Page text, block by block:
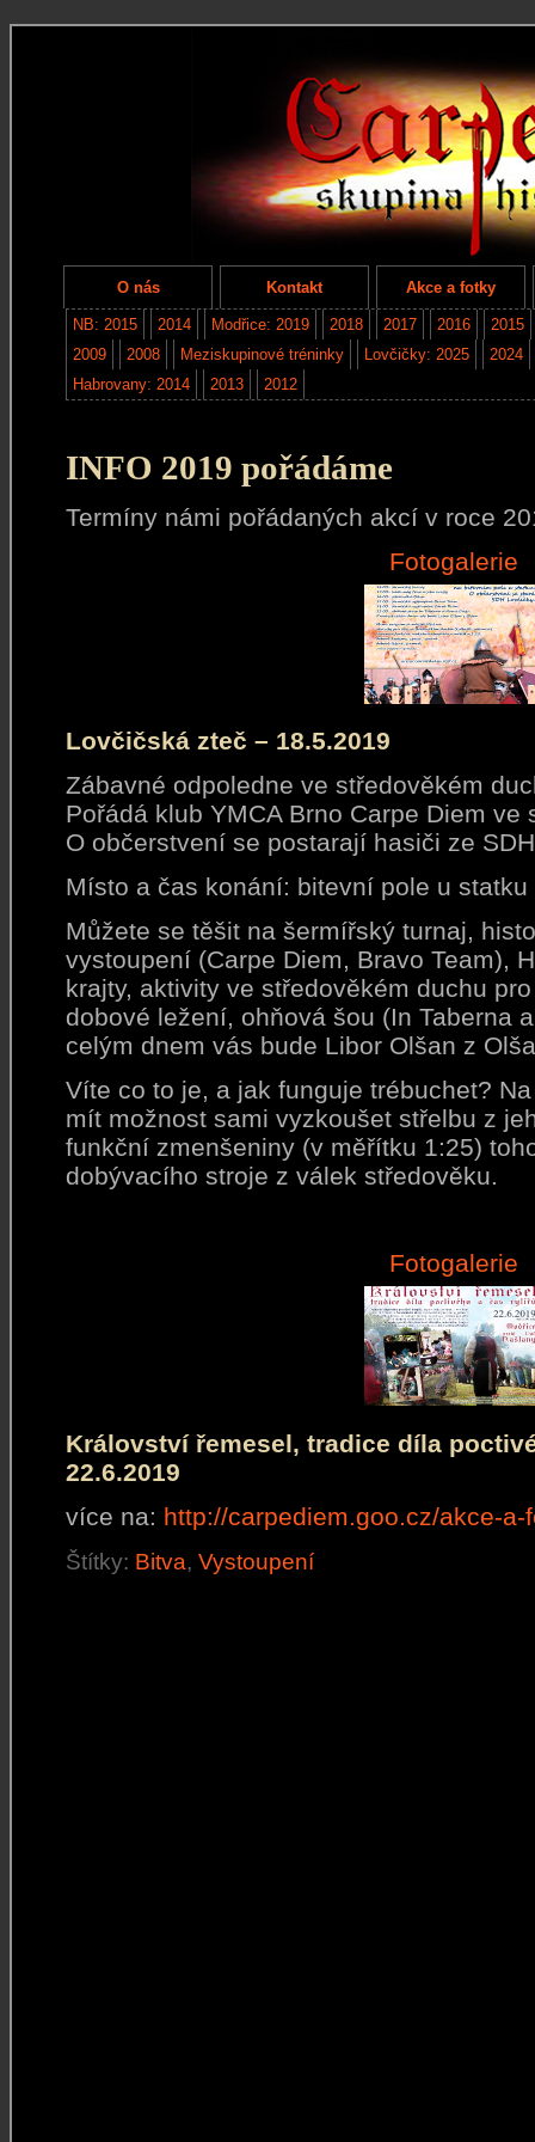
O nás Kontakt Akce a fotky
NB: 2015 2014 Modřice: 2019 2018 2017 2016
2015
2009
2008 Meziskupinové tréninky Lovčičky: 2025
2024
Habrovany: 2014
2013 2012
INFO 2019 pořádáme
Termíny námi pořádaných akcí v roce
Fotogalerie
Lovčičská zteč – 18.5.2019
Zábavné odpoledne ve středověkém
Pořádá klub YMCA Brno Carpe Diem
O občerstvení se postarají hasiči ze
Místo a čas konání: bitevní pole u
Můžete se těšit na šermířský turnaj,
vystoupení (Carpe Diem, Bravo Team),
krajty, aktivity ve středověkém duchu
dobové ležení, ohňová šou (In Taberna
celým dnem vás bude Libor Olšan z
Víte co to je, a jak funguje trébuchet?
mít možnost sami vyzkoušet střelbu z
funkční zmenšeniny (v měřítku 1:25)
dobývacího stroje z válek středověku.
Fotogalerie
Království řemesel, tradice díla
22.6.2019
více na: http://carpediem.goo.cz/akce-
Štítky: Bitva, Vystoupení